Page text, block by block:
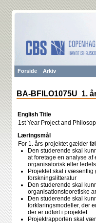
Forside Arkiv
BA-BFILO1075U 1.
English Title
1st Year Project and
Læringsmål
For 1. års-projektet gælder
Den studerende skal
at foretage en analyse af
organisatorisk eller
Projektet skal i
forskningslitteratur
Den studerende skal
organisationsteoretiske
Den studerende skal
forklaringsmodeller, der
der er udført i projektet
Projektrapporten skal